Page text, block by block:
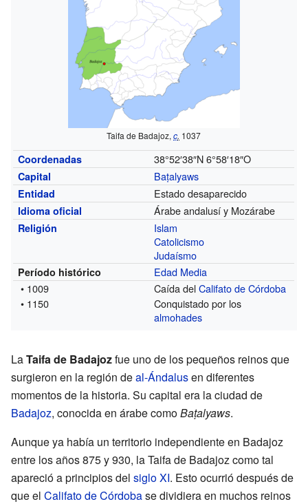
Taifa de Badajoz,c. 1037
Coordenadas 38°52′38″N 6°58′18″O
Capital Baṭalyaws
Entidad Estado desaparecido
Idioma oficial Árabe andalusí y Mozárabe
Religión
Islam
Catolicismo
Judaísmo
Período histórico
Edad Media
• 1009
Caída delCalifato de Córdoba
• 1150
Conquistado por los
almohades
LaTaifa de Badajozfue uno de los pequeños reinos que
surgieron en la región deal-Ándalusen diferentes
momentos de la historia. Su capital era la ciudad de
Badajoz, conocida en árabe comoBaṭalyaws.
Aunque ya había un territorio independiente en Badajoz
entre los años 875 y 930, la Taifa de Badajoz como tal
apareció a principios del siglo XI. Esto ocurrió después de
que el Califato de Córdobase dividiera en muchos reinos